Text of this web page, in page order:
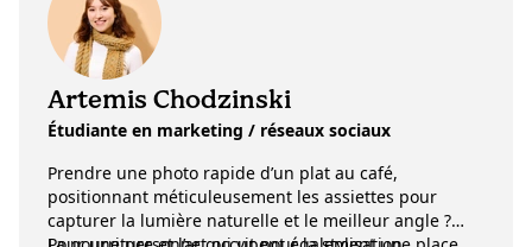
Artemis Chodzinski
Étudiante en marketing / réseaux sociaux
Prendre une photo rapide d’un plat au café,
positionnant méticuleusement les assiettes pour
capturer la lumière naturelle et le meilleur angle ?